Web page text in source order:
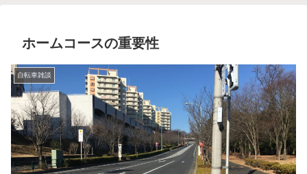
ホームコースの重要性
自転車雑談